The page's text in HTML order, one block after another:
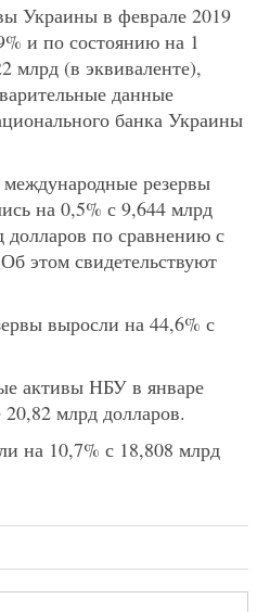
Украины в феврале 2019
и по состоянию на 1
млрд (в эквиваленте),
данные
банка Украины
резервы
на 0,5% с 9,644 млрд
долларов по сравнению с
этом свидетельствуют
выросли на 44,6% с
активы НБУ в январе
млрд долларов.
на 10,7% с 18,808 млрд